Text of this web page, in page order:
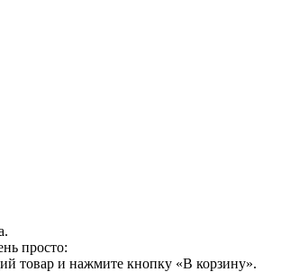
просто:
товар и нажмите кнопку «В корзину».